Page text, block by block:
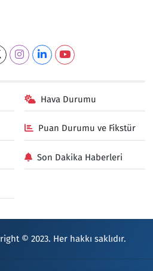
Hava Durumu
Puan Durumu ve Fikstür
Son Dakika Haberleri
© 2023. Her hakkı saklıdır.